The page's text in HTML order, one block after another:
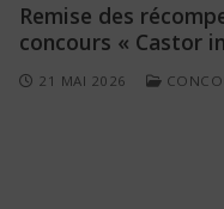
Remise des
concours « Castor
21 MAI 2026